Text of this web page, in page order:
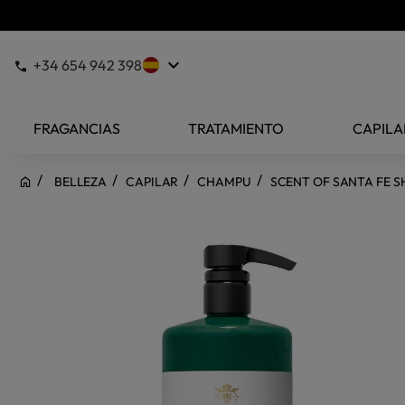
+34 654 942 398 keyboard_arrow_down
FRAGANCIAS TRATAMIENTO
BELLEZA CAPILAR CHAMPU SCENT OF SANTA FE